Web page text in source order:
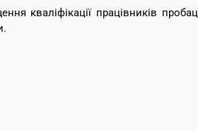
кваліфікації працівників